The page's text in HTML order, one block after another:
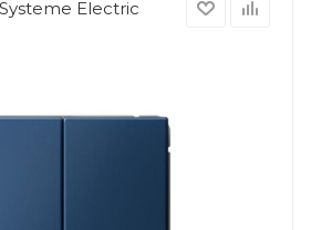
Systeme Electric